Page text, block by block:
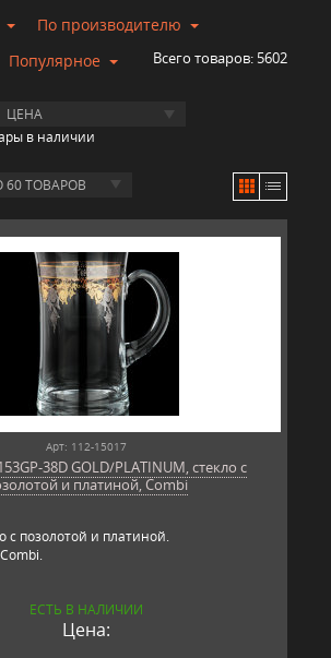
По производителю
Популярное Всего товаров: 5602
ЦЕНА
в наличии
60 ТОВАРОВ
Арт: 112-15017
38D GOLD/PLATINUM, стекло с
и платиной, Combi
с позолотой и платиной.
ЕСТЬ В НАЛИЧИИ
Цена: